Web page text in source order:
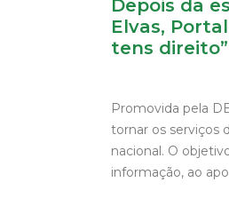
Depois da
Elvas,
tens
Promovida pela
tornar os serviços
nacional. O
informação, ao